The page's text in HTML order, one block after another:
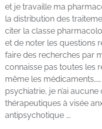
et je travaille ma
la distribution des
citer la classe
et de noter les questions
faire des recherches par
connaisse pas toutes les
même les
psychiatrie, je n’ai
thérapeutiques à visée
antipsychotique ….